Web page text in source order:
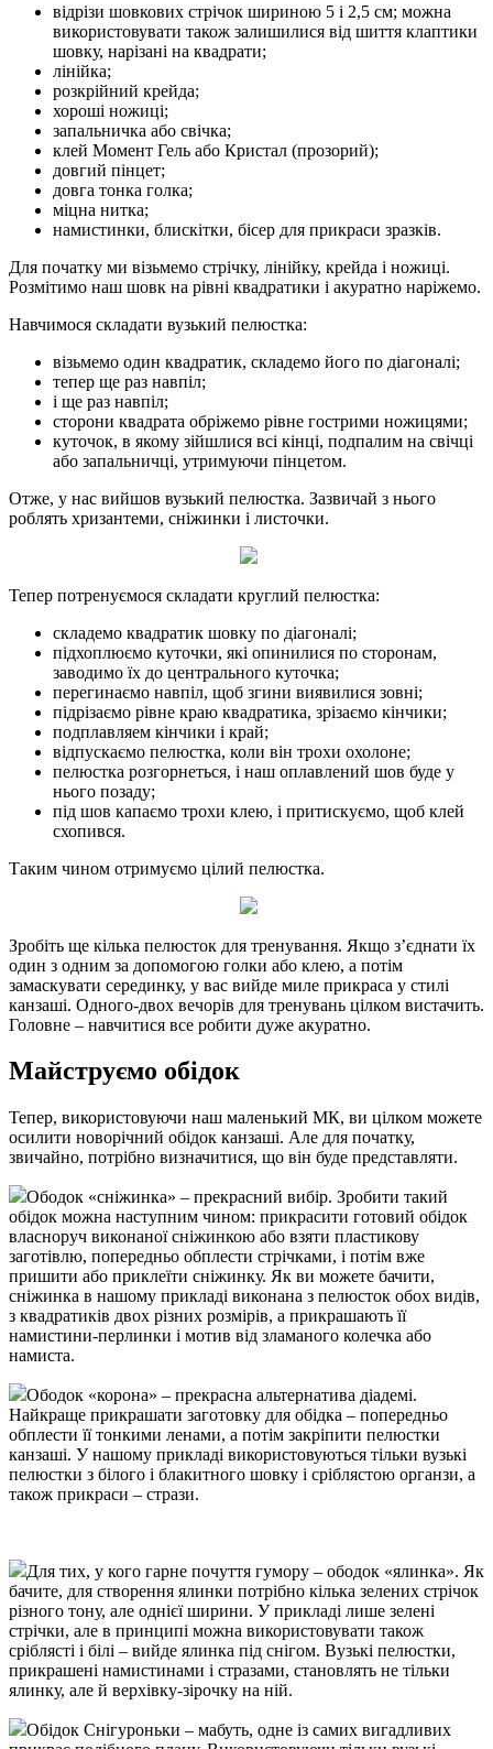
відрізи шовкових стрічок шириною 5 і 2,5 см; можна
використовувати також залишилися від шиття клаптики
шовку, нарізані на квадрати;
лінійка;
розкрійний крейда;
хороші ножиці;
запальничка або свічка;
клей Момент Гель або Кристал (прозорий);
довгий пінцет;
довга тонка голка;
міцна нитка;
намистинки, блискітки, бісер для прикраси зразків.
Для початку ми візьмемо стрічку, лінійку, крейда і ножиці.
Розмітимо наш шовк на рівні квадратики і акуратно наріжемо.
Навчимося складати вузький пелюстка:
візьмемо один квадратик, складемо його по діагоналі;
тепер ще раз навпіл;
і ще раз навпіл;
сторони квадрата обріжемо рівне гострими ножицями;
куточок, в якому зійшлися всі кінці, подпалим на свічці
або запальничці, утримуючи пінцетом.
Отже, у нас вийшов вузький пелюстка. Зазвичай з нього
роблять хризантеми, сніжинки і листочки.
Тепер потренуємося складати круглий пелюстка:
складемо квадратик шовку по діагоналі;
підхоплюємо куточки, які опинилися по сторонам,
заводимо їх до центрального куточка;
перегинаємо навпіл, щоб згини виявилися зовні;
підрізаємо рівне краю квадратика, зрізаємо кінчики;
подплавляем кінчики і край;
відпускаємо пелюстка, коли він трохи охолоне;
пелюстка розгорнеться, і наш оплавлений шов буде у
нього позаду;
під шов капаємо трохи клею, і притискуємо, щоб клей
схопився.
Таким чином отримуємо цілий пелюстка.
Зробіть ще кілька пелюсток для тренування. Якщо з’єднати їх
один з одним за допомогою голки або клею, а потім
замаскувати серединку, у вас вийде миле прикраса у стилі
канзаші. Одного-двох вечорів для тренувань цілком вистачить.
Головне – навчитися все робити дуже акуратно.
Майструємо обідок
Тепер, використовуючи наш маленький МК, ви цілком можете
осилити новорічний обідок канзаші. Але для початку,
звичайно, потрібно визначитися, що він буде представляти.
Ободок «сніжинка» – прекрасний вибір. Зробити такий
обідок можна наступним чином: прикрасити готовий обідок
власноруч виконаної сніжинкою або взяти пластикову
заготівлю, попередньо обплести стрічками, і потім вже
пришити або приклеїти сніжинку. Як ви можете бачити,
сніжинка в нашому прикладі виконана з пелюсток обох видів,
з квадратиків двох різних розмірів, а прикрашають її
намистини-перлинки і мотив від зламаного колечка або
намиста.
Ободок «корона» – прекрасна альтернатива діадемі.
Найкраще прикрашати заготовку для обідка – попередньо
обплести її тонкими ленами, а потім закріпити пелюстки
канзаші. У нашому прикладі використовуються тільки вузькі
пелюстки з білого і блакитного шовку і сріблястою органзи, а
також прикраси – стрази.
Для тих, у кого гарне почуття гумору – ободок «ялинка». Як
бачите, для створення ялинки потрібно кілька зелених стрічок
різного тону, але однієї ширини. У прикладі лише зелені
стрічки, але в принципі можна використовувати також
сріблясті і білі – вийде ялинка під снігом. Вузькі пелюстки,
прикрашені намистинами і стразами, становлять не тільки
ялинку, але й верхівку-зірочку на ній.
Обідок Снігуроньки – мабуть, одне із самих вигадливих